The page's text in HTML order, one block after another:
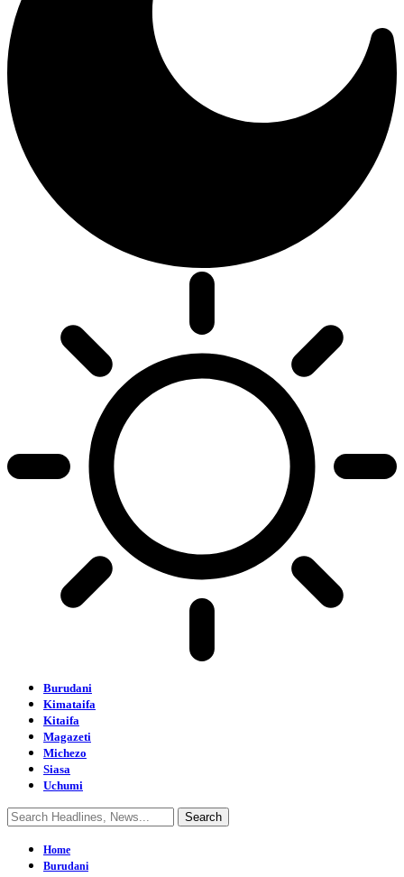
Burudani
Kimataifa
Kitaifa
Magazeti
Michezo
Siasa
Uchumi
Home
Burudani